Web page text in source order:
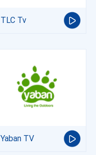
TLC Tv
Yaban TV